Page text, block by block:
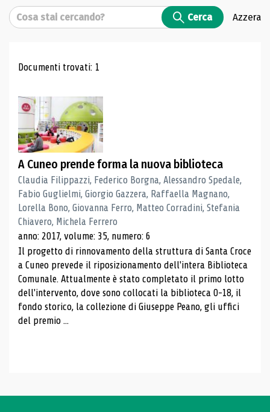
Cerca Cerca Azzera
Risultati di ricerca
Documenti trovati: 1
A Cuneo prende forma la nuova biblioteca
Claudia Filippazzi, Federico Borgna, Alessandro Spedale,
Fabio Guglielmi, Giorgio Gazzera, Raffaella Magnano,
Lorella Bono, Giovanna Ferro, Matteo Corradini, Stefania
Chiavero, Michela Ferrero
anno: 2017, volume: 35, numero: 6
Il progetto di rinnovamento della struttura di Santa Croce
a Cuneo prevede il riposizionamento dell'intera Biblioteca
Comunale. Attualmente è stato completato il primo lotto
dell'intervento, dove sono collocati la biblioteca 0-18, il
fondo storico, la collezione di Giuseppe Peano, gli uffici
del premio ...